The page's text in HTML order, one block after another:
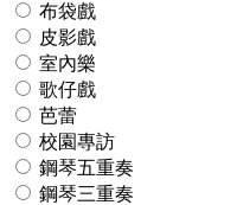
布袋戲
皮影戲
室內樂
歌仔戲
芭蕾
校園專訪
鋼琴五重奏
鋼琴三重奏